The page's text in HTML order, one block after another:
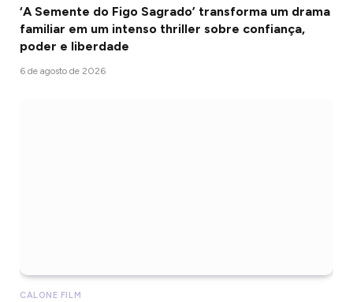
‘A Semente do Figo Sagrado’ transforma um drama
familiar em um intenso thriller sobre confiança,
poder e liberdade
6 de agosto de 2026
CALONE FILM